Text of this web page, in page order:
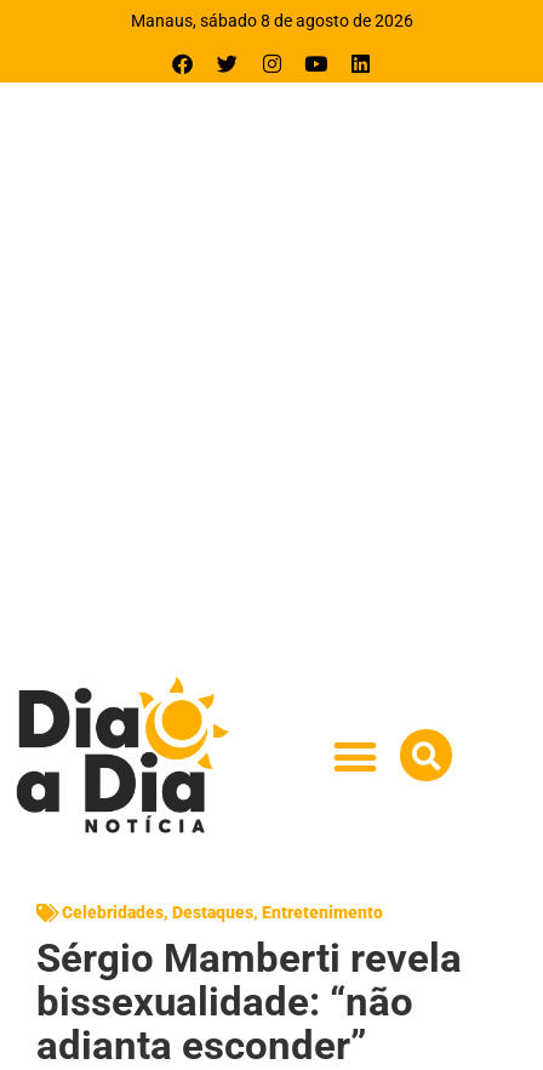
Manaus, sábado 8 de agosto de 2026
Celebridades, Destaques, Entretenimento
Sérgio Mamberti revela
bissexualidade: “não
adianta esconder”